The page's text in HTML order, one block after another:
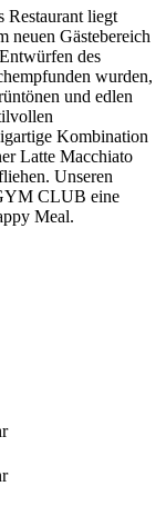
Restaurant liegt
neuen Gästebereich
des
wurden,
und edlen
Kombination
Latte Macchiato
Unseren
CLUB eine
Meal.